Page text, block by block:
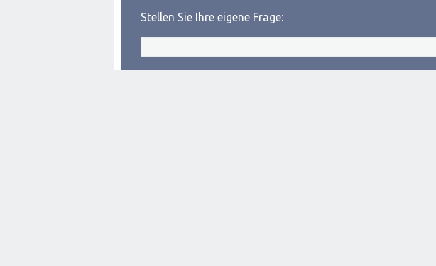
Stellen Sie Ihre eigene Frage: